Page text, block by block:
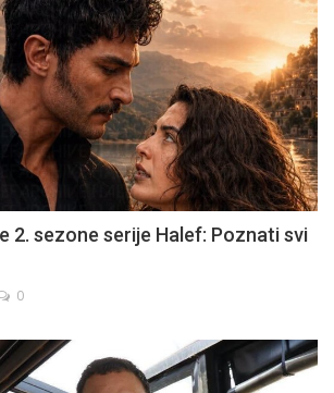
2. sezone serije Halef: Poznati svi
0